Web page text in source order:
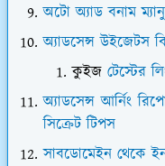
অটো অ্যাড বনাম
অ্যাডসেন্স উইজেটস
কুইজ টেস্টের
অ্যাডসেন্স আর্নিং
সিক্রেট টিপস
সাবডোমেইন থেকে